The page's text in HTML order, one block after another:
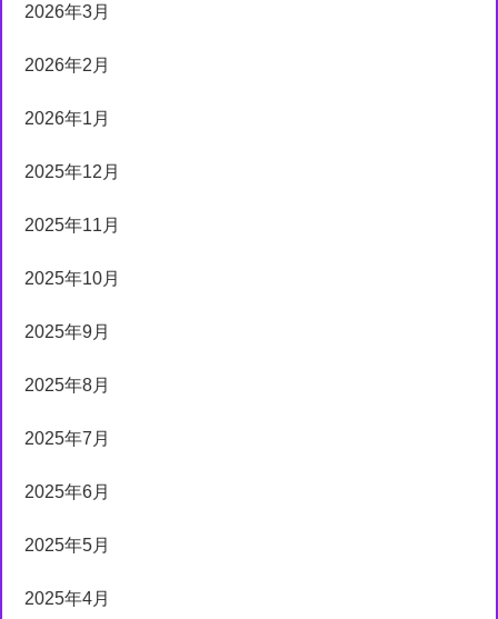
2026年3月
2026年2月
2026年1月
2025年12月
2025年11月
2025年10月
2025年9月
2025年8月
2025年7月
2025年6月
2025年5月
2025年4月